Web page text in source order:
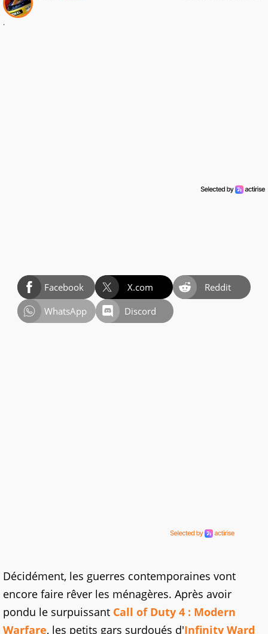
.
Facebook X.com
Reddit
WhatsApp
Discord
Décidément, les guerres contemporaines vont
encore faire rêver les ménagères. Après avoir
pondu le surpuissant Call of Duty 4 : Modern
Warfare, les petits gars surdoués d'Infinity Ward